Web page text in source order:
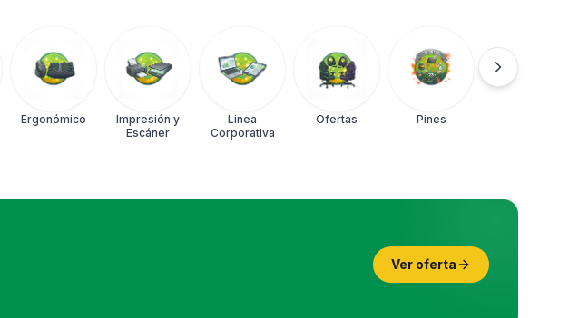
Ergonómico
Impresión y
Escáner
Linea
Corporativa
Ofertas Pines
Ver oferta